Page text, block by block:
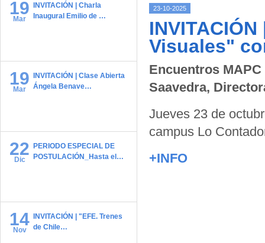
19
Mar
INVITACIÓN | Charla
Inaugural Emilio de …
19
Mar
INVITACIÓN | Clase Abierta
Ángela Benave…
22
Dic
PERIODO ESPECIAL DE
POSTULACIÓN_Hasta el…
14
Nov
INVITACIÓN | "EFE. Trenes
de Chile…
23-10-2025
Visuales"
Encuentros
Saavedra,
Jueves 23 de
campus Lo
+INFO